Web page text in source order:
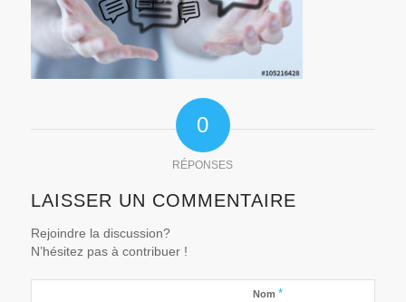
0
RÉPONSES
LAISSER UN COMMENTAIRE
Rejoindre la discussion?
N’hésitez pas à contribuer !
Nom *